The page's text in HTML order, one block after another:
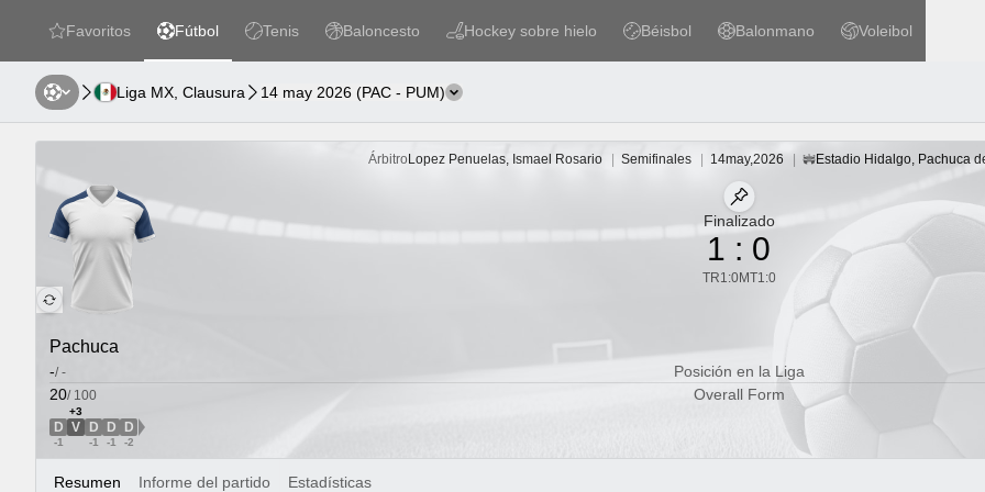
favorites
Favoritos
Fútbol
Fútbol
Tenis
Tenis
Baloncesto
Baloncesto
Hockey sobre hielo
Hockey sobre hielo
Béisbol
Béisbol
Balonmano
Balonmano
Voleibol
Voleibol
Liga MX, Clausura 14 may 2026 (PAC - PUM) Cambiar cabeza a cabeza
Árbitro Lopez Penuelas, Ismael Rosario Semifinales 14may,2026 Estadio
Estadio Hidalgo, Pachuca
Pachuca
Fijar partido
Finalizado
1 : 0
TR1:0MT1:0
-/- Posición en la Liga
20/ 100 Overall Form
D
-1
+3
V D
-1
D
-1
D
-2 VED Dirección
Resumen Informe del partido Estadísticas